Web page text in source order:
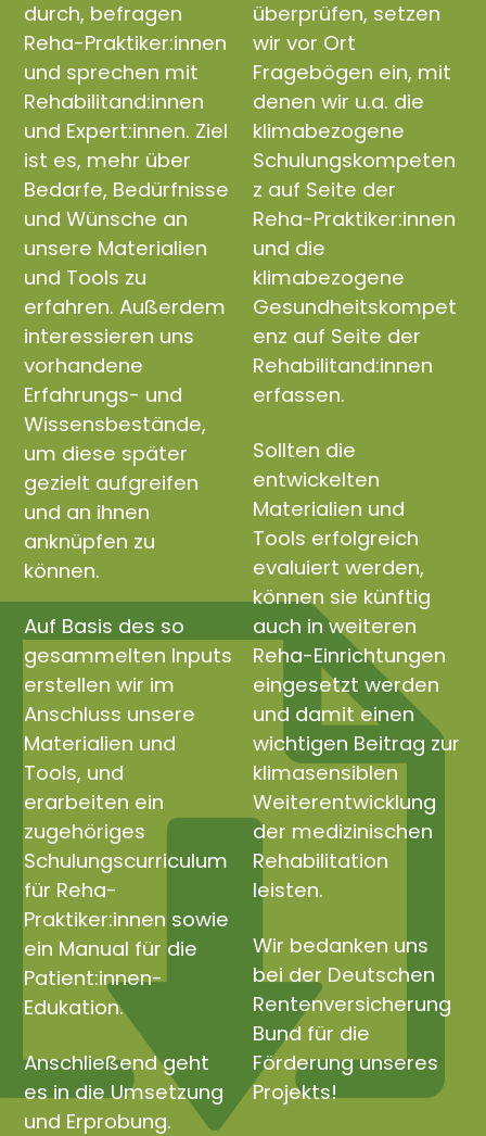
durch, befragen
Reha-Praktiker:innen
und sprechen mit
Rehabilitand:innen
und Expert:innen. Ziel
ist es, mehr über
Bedarfe, Bedürfnisse
und Wünsche an
unsere Materialien
und Tools zu
erfahren. Außerdem
interessieren uns
vorhandene
Erfahrungs- und
Wissensbestände,
um diese später
gezielt aufgreifen
und an ihnen
anknüpfen zu
können.
Auf Basis des so
gesammelten Inputs
erstellen wir im
Anschluss unsere
Materialien und
Tools, und
erarbeiten ein
zugehöriges
Schulungscurriculum
für Reha-
Praktiker:innen sowie
ein Manual für die
Patient:innen-
Edukation.
Anschließend geht
es in die Umsetzung
und Erprobung.
überprüfen, setzen
wir vor Ort
Fragebögen ein, mit
denen wir u.a. die
klimabezogene
Schulungskompeten
z auf Seite der
Reha-Praktiker:innen
und die
klimabezogene
Gesundheitskompet
enz auf Seite der
Rehabilitand:innen
erfassen.
Sollten die
entwickelten
Materialien und
Tools erfolgreich
evaluiert werden,
können sie künftig
auch in weiteren
Reha-Einrichtungen
eingesetzt werden
und damit einen
wichtigen Beitrag zur
klimasensiblen
Weiterentwicklung
der medizinischen
Rehabilitation
leisten.
Wir bedanken uns
bei der Deutschen
Rentenversicherung
Bund für die
Förderung unseres
Projekts!